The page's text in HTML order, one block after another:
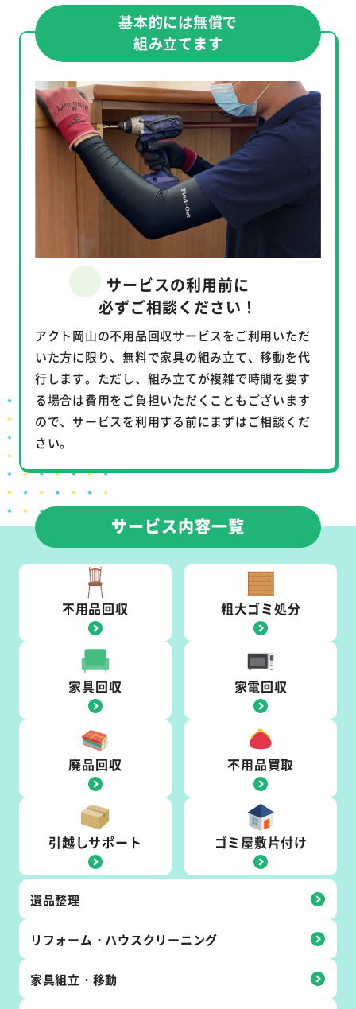
基本的には無償で
組み立てます
サービスの利用前に
必ずご相談ください！
アクト岡山の不用品回収サービスをご利用いただ
いた方に限り、無料で家具の組み立て、移動を代
行します。ただし、組み立てが複雑で時間を要す
る場合は費用をご負担いただくこともございます
ので、サービスを利用する前にまずはご相談くだ
さい。
サービス内容一覧
不用品回収 粗大ゴミ処分
家具回収 家電回収
廃品回収 不用品買取
引越しサポート ゴミ屋敷片付け
遺品整理
リフォーム・ ハウスクリーニング
家具組立・ 移動